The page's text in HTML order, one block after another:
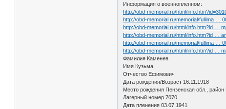
Информация о военнопленном:
http://obd-memorial.ru/html/
http://obd-memorial.ru/memorial/fullima …
http://obd-memorial.ru/html/info.htm?id …
http://obd-memorial.ru/html/info.htm?id …
http://obd-memorial.ru/memorial/fullima …
http://obd-memorial.ru/html/info.htm?id …
Фамилия Каменев
Имя Кузьма
Отчество Ефимович
Дата рождения/Возраст 16.11.1918
Место рождения Пензенская обл.,
Лагерный номер 7070
Дата пленения 03.07.1941